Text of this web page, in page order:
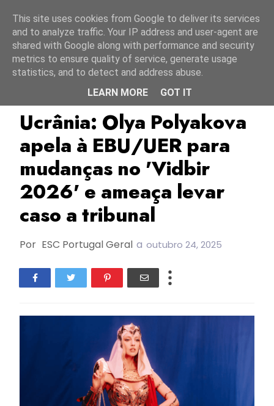
Olya Polyakova Suspilne TOP
Ucrânia: Olya Polyakova
apela à EBU/UER para
mudanças no 'Vidbir
2026' e ameaça levar
caso a tribunal
Por ESC Portugal Geral a outubro 24, 2025
This site uses cookies from Google to deliver its services
and to analyze traffic. Your IP address and user-agent are
shared with Google along with performance and security
metrics to ensure quality of service, generate usage
statistics, and to detect and address abuse.
LEARN MORE
GOT IT